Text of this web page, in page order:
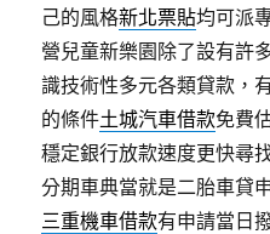
己的風格新北票貼均可派
營兒童新樂園除了設有許
識技術性多元各類貸款，
的條件土城汽車借款免費
穩定銀行放款速度更快尋
分期車典當就是二胎車貸
三重機車借款有申請當日